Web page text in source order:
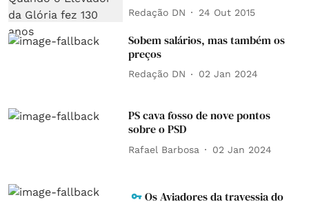
Redação DN 24 Out 2015
Sobem salários, mas também os
preços
Redação DN 02 Jan 2024
PS cava fosso de nove pontos
sobre o PSD
Rafael Barbosa 02 Jan 2024
Os Aviadores da travessia do